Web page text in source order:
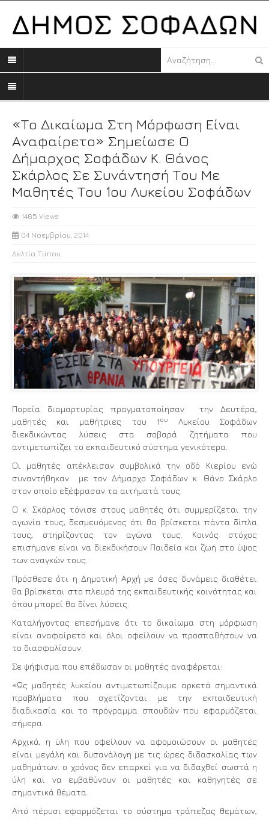
«Το Δικαίωμα Στη Μόρφωση Είναι
Αναφαίρετο» Σημείωσε Ο
Δήμαρχος Σοφάδων Κ. Θάνος
Σκάρλος Σε Συνάντησή Του Με
Μαθητές Του 1ου Λυκείου Σοφάδων
1465 Views
04 Νοεμβρίου, 2014
Δελτία Τύπου
Πορεία διαμαρτυρίας πραγματοποίησαν την Δευτέρα,
μαθητές και μαθήτριες του 1ου
Λυκείου Σοφάδων
διεκδικώντας λύσεις στα σοβαρά ζητήματα που
αντιμετωπίζει το εκπαιδευτικό σύστημα γενικότερα.
Οι μαθητές απέκλεισαν συμβολικά την οδό Κιερίου ενώ
συναντήθηκαν με τον Δήμαρχο Σοφάδων κ. Θάνο Σκάρλο
στον οποίο εξέφρασαν τα αιτήματά τους.
Ο κ. Σκάρλος τόνισε στους μαθητές ότι συμμερίζεται την
αγωνία τους, δεσμευόμενος ότι θα βρίσκεται πάντα δίπλα
τους, στηρίζοντας τον αγώνα τους. Κοινός στόχος
επισήμανε είναι να διεκδικήσουν Παιδεία και ζωή στο ύψος
των αναγκών τους.
Πρόσθεσε ότι η Δημοτική Αρχή με όσες δυνάμεις διαθέτει
θα βρίσκεται στο πλευρό της εκπαιδευτικής κοινότητας και
όπου μπορεί θα δίνει λύσεις.
Καταλήγοντας επεσήμανε ότι το δικαίωμα στη μόρφωση
είναι αναφαίρετο και όλοι οφείλουν να προσπαθήσουν να
το διασφαλίσουν.
Σε ψήφισμα που επέδωσαν οι μαθητές αναφέρεται:
«Ως μαθητές λυκείου αντιμετωπίζουμε αρκετά σημαντικά
προβλήματα που σχετίζονται με την εκπαιδευτική
διαδικασία και το πρόγραμμα σπουδών που εφαρμόζεται
σήμερα.
Αρχικά, η ύλη που οφείλουν να αφομοιώσουν οι μαθητές
είναι μεγάλη και δυσανάλογη με τις ώρες διδασκαλίας των
μαθημάτων. ο χρόνος δεν επαρκεί για να διδαχθεί σωστά η
ύλη και να εμβαθύνουν οι μαθητές και καθηγητές σε
σημαντικά θέματα.
Από πέρυσι εφαρμόζεται το σύστημα τράπεζας θεμάτων,